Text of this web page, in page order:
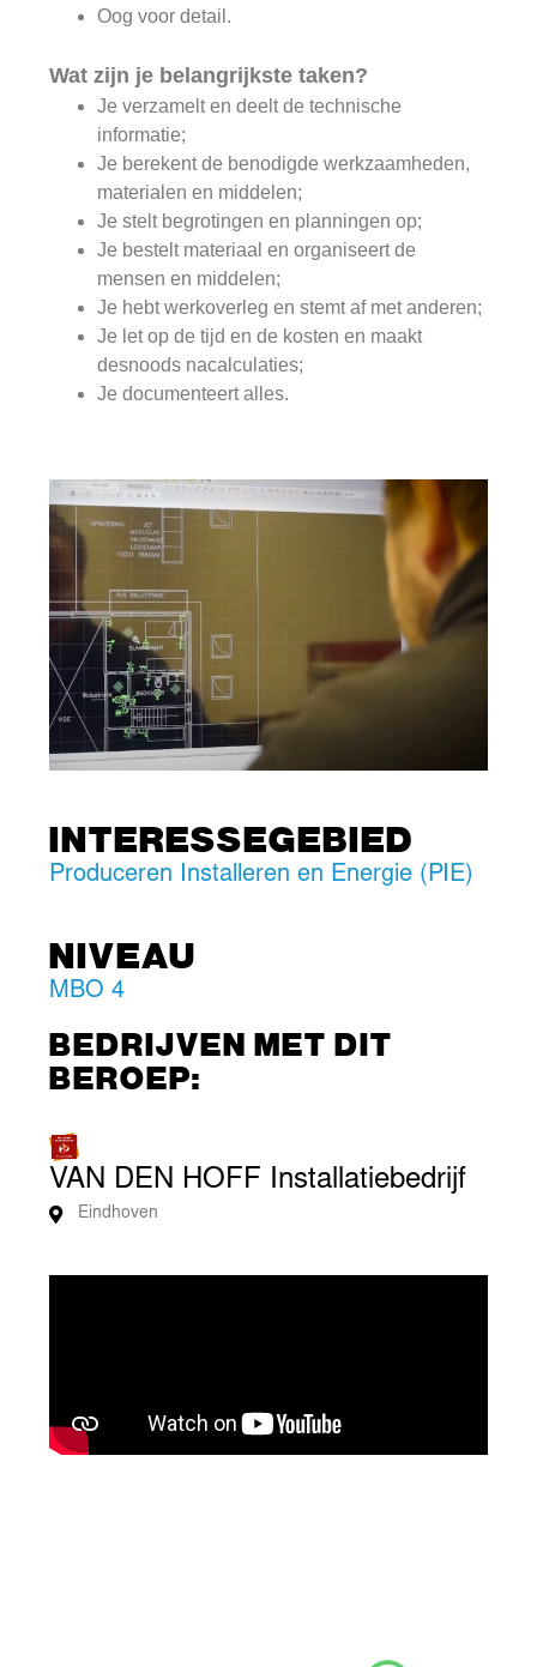
Oog voor detail.
Wat zijn je belangrijkste taken?
Je verzamelt en deelt de technische
informatie;
Je berekent de benodigde werkzaamheden,
materialen en middelen;
Je stelt begrotingen en planningen op;
Je bestelt materiaal en organiseert de
mensen en middelen;
Je hebt werkoverleg en stemt af met anderen;
Je let op de tijd en de kosten en maakt
desnoods nacalculaties;
Je documenteert alles.
INTERESSEGEBIED
Produceren Installeren en Energie (PIE)
NIVEAU
MBO 4
BEDRIJVEN MET DIT
BEROEP:
VAN DEN HOFF Installatiebedrijf
Eindhoven